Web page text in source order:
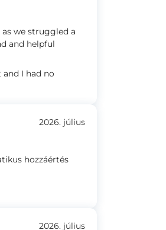
we struggled a
and helpful
and I had no
2026. július
hozzáértés
2026. július